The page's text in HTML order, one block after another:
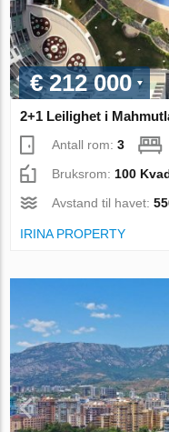
€ 212 000
2+1 Leilighet i
Antall rom:3
Bruksrom: 100
Avstand til havet:
IRINA PROPERTY